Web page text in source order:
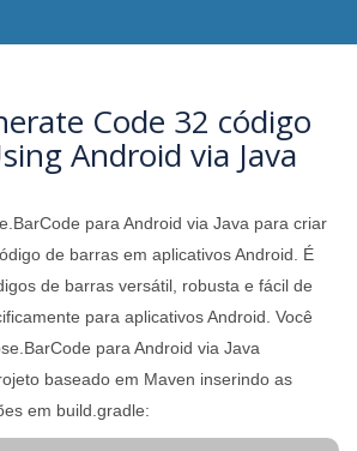
Code 32 código
Android via Java
para Android via Java para criar
de barras em aplicativos Android. É
de barras versátil, robusta e fácil de
para aplicativos Android. Você
para Android via Java
baseado em Maven inserindo as
em build.gradle: